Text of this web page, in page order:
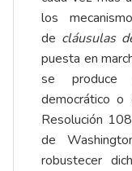
los
de cláusulas
puesta en
se produce
democrático o
Resolución
de
robustecer